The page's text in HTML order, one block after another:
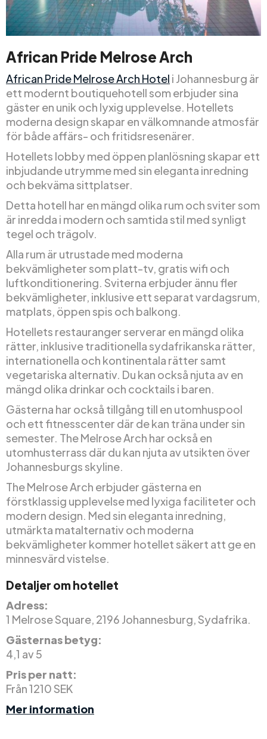
African Pride Melrose Arch
African Pride Melrose Arch Hotel i Johannesburg är
ett modernt boutiquehotell som erbjuder sina
gäster en unik och lyxig upplevelse. Hotellets
moderna design skapar en välkomnande atmosfär
för både affärs- och fritidsresenärer.
Hotellets lobby med öppen planlösning skapar ett
inbjudande utrymme med sin eleganta inredning
och bekväma sittplatser.
Detta hotell har en mängd olika rum och sviter som
är inredda i modern och samtida stil med synligt
tegel och trägolv.
Alla rum är utrustade med moderna
bekvämligheter som platt-tv, gratis wifi och
luftkonditionering. Sviterna erbjuder ännu fler
bekvämligheter, inklusive ett separat vardagsrum,
matplats, öppen spis och balkong.
Hotellets restauranger serverar en mängd olika
rätter, inklusive traditionella sydafrikanska rätter,
internationella och kontinentala rätter samt
vegetariska alternativ. Du kan också njuta av en
mängd olika drinkar och cocktails i baren.
Gästerna har också tillgång till en utomhuspool
och ett fitnesscenter där de kan träna under sin
semester. The Melrose Arch har också en
utomhusterrass där du kan njuta av utsikten över
Johannesburgs skyline.
The Melrose Arch erbjuder gästerna en
förstklassig upplevelse med lyxiga faciliteter och
modern design. Med sin eleganta inredning,
utmärkta matalternativ och moderna
bekvämligheter kommer hotellet säkert att ge en
minnesvärd vistelse.
Detaljer om hotellet
Adress:
1 Melrose Square, 2196 Johannesburg, Sydafrika.
Gästernas betyg:
4,1 av 5
Pris per natt:
Från 1210 SEK
Mer information